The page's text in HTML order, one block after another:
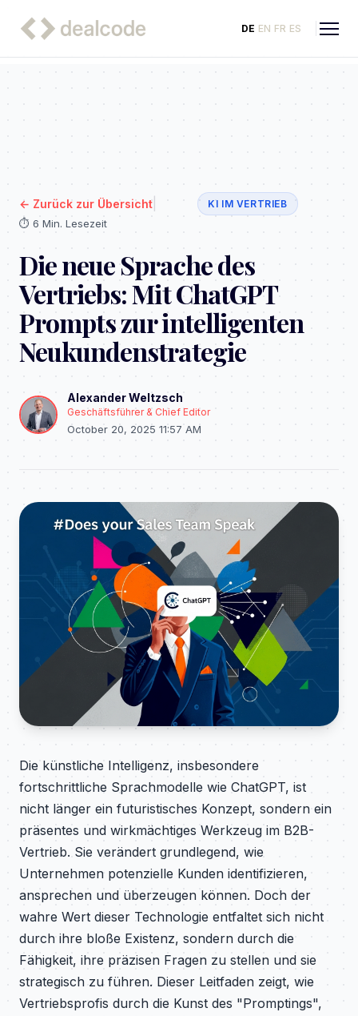
DE EN FR ES
← Zurück zur Übersicht KI IM VERTRIEB
⏱️ 6 Min. Lesezeit
Die neue Sprache des
Vertriebs: Mit ChatGPT
Prompts zur intelligenten
Neukundenstrategie
Alexander Weltzsch
Geschäftsführer & Chief Editor
October 20, 2025 11:57 AM
Die künstliche Intelligenz, insbesondere
fortschrittliche Sprachmodelle wie ChatGPT, ist
nicht länger ein futuristisches Konzept, sondern ein
präsentes und wirkmächtiges Werkzeug im B2B-
Vertrieb. Sie verändert grundlegend, wie
Unternehmen potenzielle Kunden identifizieren,
ansprechen und überzeugen können. Doch der
wahre Wert dieser Technologie entfaltet sich nicht
durch ihre bloße Existenz, sondern durch die
Fähigkeit, ihre präzisen Fragen zu stellen und sie
strategisch zu führen. Dieser Leitfaden zeigt, wie
Vertriebsprofis durch die Kunst des "Promptings",